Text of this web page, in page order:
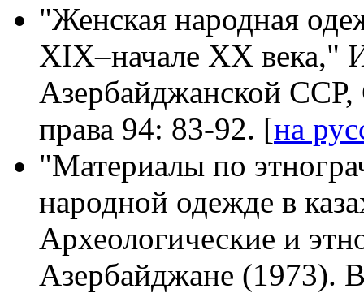
"Женская народная
ХIХ–начале ХХ века,"
Азербайджанской
права 94: 83-92. [на
"Материалы по
народной одежде в
Археологические и
Азербайджане (1973).